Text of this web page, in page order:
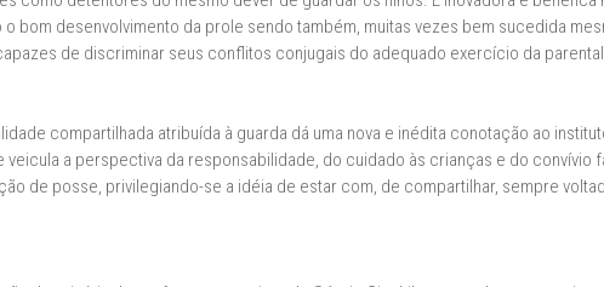
o bom desenvolvimento da prole sendo também, muitas vezes bem sucedida
de discriminar seus conflitos conjugais do adequado exercício da
compartilhada atribuída à guarda dá uma nova e inédita conotação ao
veicula a perspectiva da responsabilidade, do cuidado às crianças e do convívio
de posse, privilegiando-se a idéia de estar com, de compartilhar, sempre